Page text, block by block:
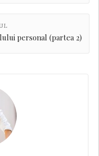
personal (partea 2)